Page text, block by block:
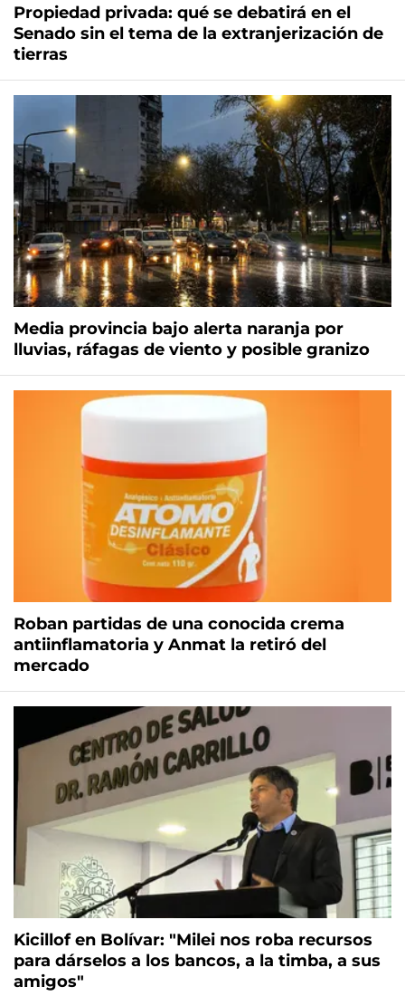
Propiedad privada: qué se debatirá en el
Senado sin el tema de la extranjerización de
tierras
Media provincia bajo alerta naranja por
lluvias, ráfagas de viento y posible granizo
Roban partidas de una conocida crema
antiinflamatoria y Anmat la retiró del
mercado
Kicillof en Bolívar: "Milei nos roba recursos
para dárselos a los bancos, a la timba, a sus
amigos"